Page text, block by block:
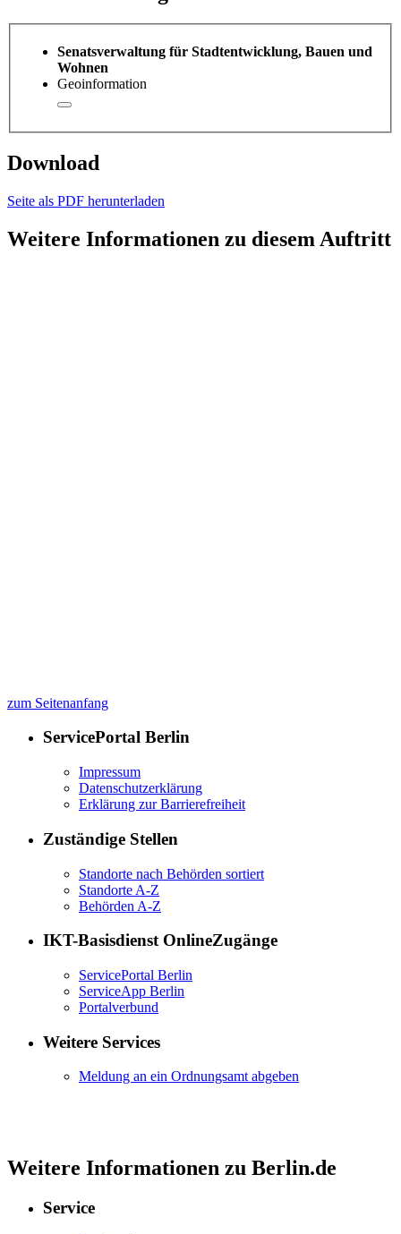
Senatsverwaltung für Stadtentwicklung, Bauen und
Wohnen
Geoinformation
Download
Seite als PDF herunterladen
Weitere Informationen zu diesem Auftritt
zum Seitenanfang
ServicePortal Berlin
Impressum
Datenschutzerklärung
Erklärung zur Barrierefreiheit
Zuständige Stellen
Standorte nach Behörden sortiert
Standorte A-Z
Behörden A-Z
IKT-Basisdienst OnlineZugänge
ServicePortal Berlin
ServiceApp Berlin
Portalverbund
Weitere Services
Meldung an ein Ordnungsamt abgeben
Weitere Informationen zu Berlin.de
Service